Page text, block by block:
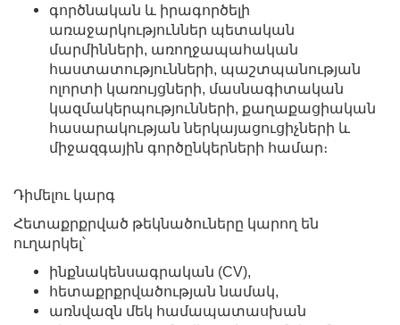
գործնական և իրագործելի
առաջարկություններ պետական
մարմինների, առողջապահական
հաստատությունների, պաշտպանության
ոլորտի կառույցների, մասնագիտական
կազմակերպությունների, քաղաքացիական
հասարակության ներկայացուցիչների և
միջազգային գործընկերների համար։
Դիմելու կարգ
Հետաքրքրված թեկնածուները կարող են
ուղարկել՝
ինքնակենսագրական (CV),
հետաքրքրվածության նամակ,
առնվազն մեկ համապատասխան